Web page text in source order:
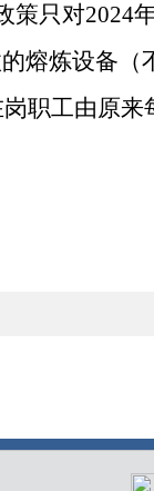
策只对2024
熔炼设备（
职工由原来